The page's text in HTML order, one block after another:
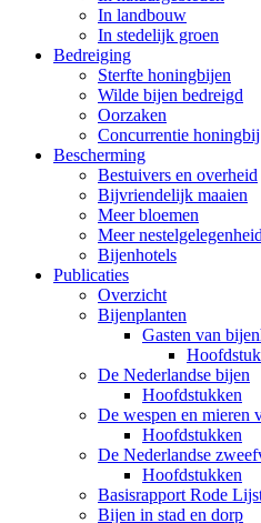
In landbouw
In stedelijk groen
Bedreiging
Sterfte honingbijen
Wilde bijen bedreigd
Oorzaken
Concurrentie honingbij
Bescherming
Bestuivers en overheid
Bijvriendelijk maaien
Meer bloemen
Meer nestelgelegenheid
Bijenhotels
Publicaties
Overzicht
Bijenplanten
Gasten van
De Nederlandse bijen
Hoofdstukken
De wespen en mieren
Hoofdstukken
De Nederlandse
Hoofdstukken
Basisrapport Rode
Bijen in stad en dorp